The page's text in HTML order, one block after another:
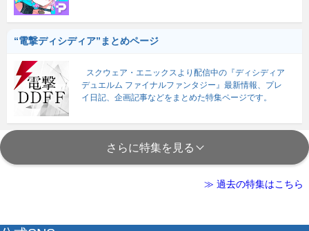
“電撃ディシディア”まとめページ
スクウェア・エニックスより配信中の『ディシディア
デュエルム ファイナルファンタジー』最新情報、プレ
イ日記、企画記事などをまとめた特集ページです。
さらに特集を見る
≫ 過去の特集はこちら